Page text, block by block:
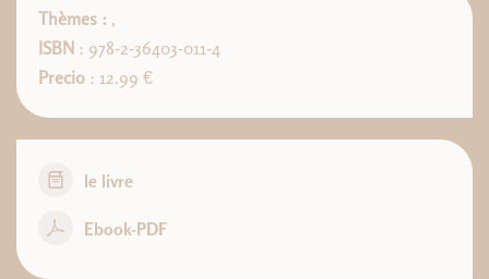
Thèmes : ,
ISBN : 978-2-36403-011-4
Precio : 12.99 €
le livre
Ebook-PDF